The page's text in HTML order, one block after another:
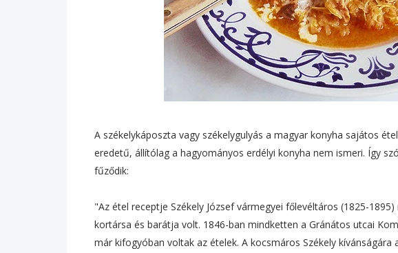
A székelykáposzta vagy székelygulyás a magyar konyha sajátos
eredetű, állítólag a hagyományos erdélyi konyha nem ismeri. Így
fűződik:
"Az étel receptje Székely József vármegyei főlevéltáros (1825-
kortársa és barátja volt. 1846-ban mindketten a Gránátos utcai
már kifogyóban voltak az ételek. A kocsmáros Székely